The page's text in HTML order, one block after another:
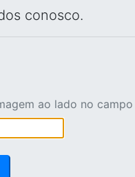
conosco.
ao lado no